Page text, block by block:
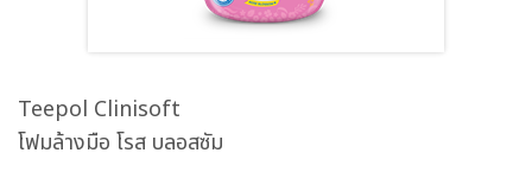
Teepol Clinisoft
โฟมล้างมือ โรส บลอสซัม